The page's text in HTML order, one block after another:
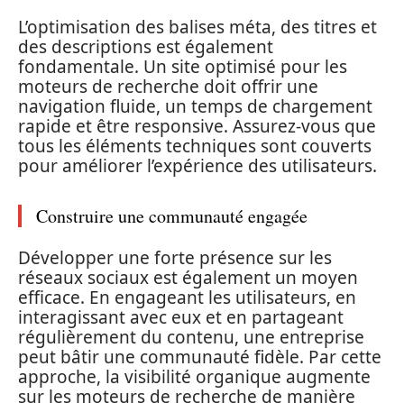
L’optimisation des balises méta, des titres et
des descriptions est également
fondamentale. Un site optimisé pour les
moteurs de recherche doit offrir une
navigation fluide, un temps de chargement
rapide et être responsive. Assurez-vous que
tous les éléments techniques sont couverts
pour améliorer l’expérience des utilisateurs.
Construire une communauté engagée
Développer une forte présence sur les
réseaux sociaux est également un moyen
efficace. En engageant les utilisateurs, en
interagissant avec eux et en partageant
régulièrement du contenu, une entreprise
peut bâtir une communauté fidèle. Par cette
approche, la visibilité organique augmente
sur les moteurs de recherche de manière